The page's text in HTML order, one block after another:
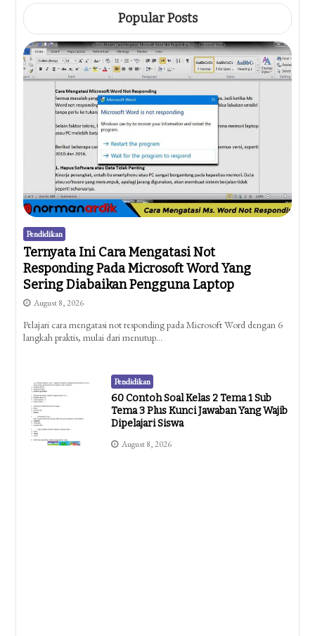
Popular Posts
Pendidikan
Ternyata Ini Cara Mengatasi Not
Responding Pada Microsoft Word Yang
Sering Diabaikan Pengguna Laptop
August 8, 2026
Pelajari cara mengatasi not responding pada Microsoft Word dengan 6
langkah praktis, mulai dari menutup…
Pendidikan
60 Contoh Soal Kelas 2 Tema 1 Sub
Tema 3 Plus Kunci Jawaban Yang Wajib
Dipelajari Siswa
August 8, 2026